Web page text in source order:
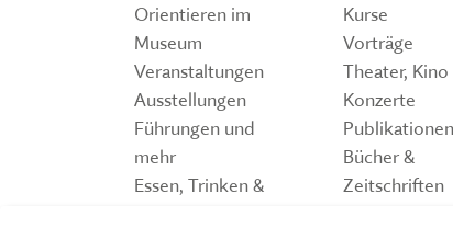
Orientieren im
Museum
Veranstaltungen
Ausstellungen
Führungen und
mehr
Essen, Trinken &
Kurse
Vorträge
Theater, Kino
Konzerte
Bücher &
Zeitschriften